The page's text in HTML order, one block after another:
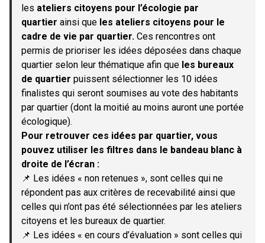
les ateliers citoyens pour l’écologie par
quartier ainsi que les ateliers citoyens pour le
cadre de vie par quartier. Ces rencontres ont
permis de prioriser les idées déposées dans chaque
quartier selon leur thématique afin que les bureaux
de quartier puissent sélectionner les 10 idées
finalistes qui seront soumises au vote des habitants
par quartier (dont la moitié au moins auront une portée
écologique).
Pour retrouver ces idées par quartier, vous
pouvez utiliser les filtres dans le bandeau blanc à
droite de l’écran :
📌 Les idées « non retenues », sont celles qui ne
répondent pas aux critères de recevabilité ainsi que
celles qui n’ont pas été sélectionnées par les ateliers
citoyens et les bureaux de quartier.
📌 Les idées « en cours d’évaluation » sont celles qui